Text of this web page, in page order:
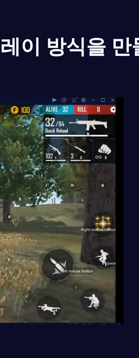
이 방식을